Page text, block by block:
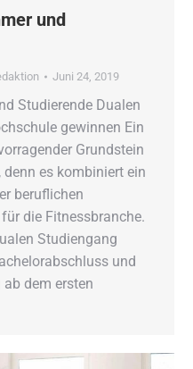
und
Juni 24, 2019
Studierende Dualen
gewinnen Ein
Grundstein
es kombiniert ein
beruflichen
die Fitnessbranche.
Studiengang
und
dem ersten